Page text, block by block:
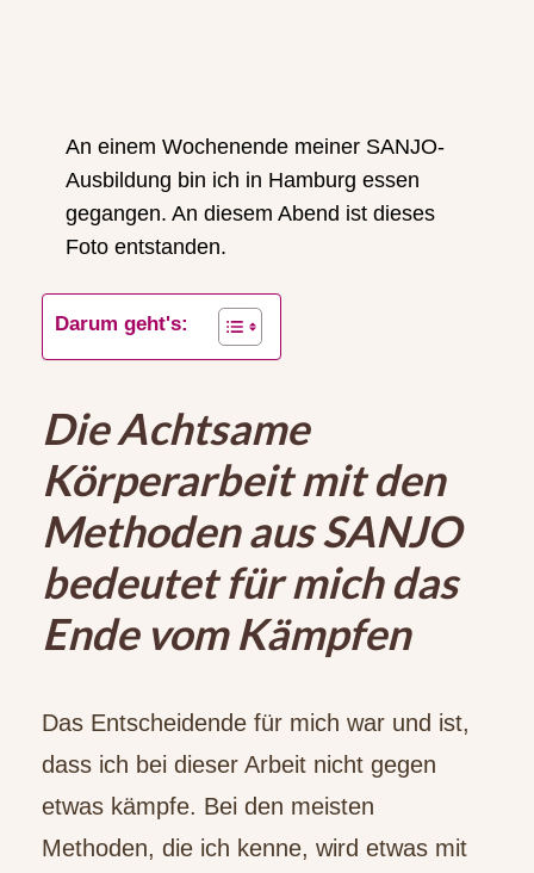
An einem Wochenende meiner SANJO-
Ausbildung bin ich in Hamburg essen
gegangen. An diesem Abend ist dieses
Foto entstanden.
Darum geht's:
Die Achtsame
Körperarbeit mit den
Methoden aus SANJO
bedeutet für mich das
Ende vom Kämpfen
Das Entscheidende für mich war und ist,
dass ich bei dieser Arbeit nicht gegen
etwas kämpfe. Bei den meisten
Methoden, die ich kenne, wird etwas mit